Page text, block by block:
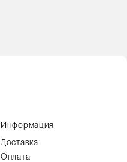
Информация
Доставка
Оплата